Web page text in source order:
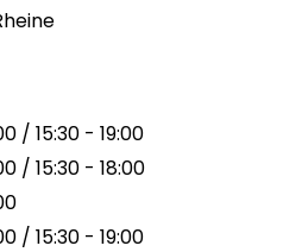
/ 15:30 - 19:00
/ 15:30 - 18:00
/ 15:30 - 19:00